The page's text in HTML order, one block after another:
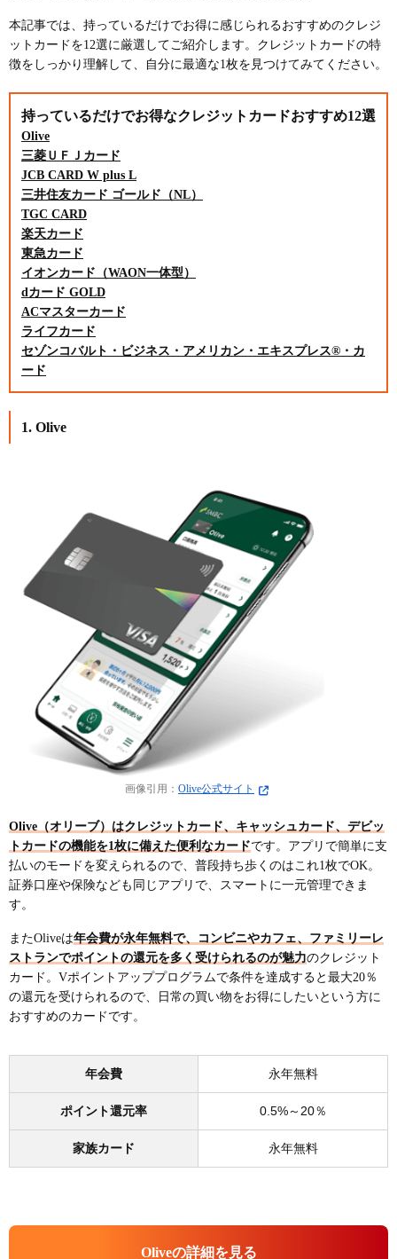
本記事では、持っているだけでお得に感じられるおすすめのクレジ
ットカードを12選に厳選してご紹介します。クレジットカードの特
徴をしっかり理解して、自分に最適な1枚を見つけてみてください。
持っているだけでお得なクレジットカードおすすめ12選
Olive
三菱ＵＦＪカード
JCB CARD W plus L
三井住友カード ゴールド（NL）
TGC CARD
楽天カード
東急カード
イオンカード（WAON一体型）
dカード GOLD
ACマスターカード
ライフカード
セゾンコバルト・ビジネス・アメリカン・エキスプレス®・カ
ード
1. Olive
画像引用： Olive公式サイト
Olive（オリーブ）はクレジットカード、キャッシュカード、デビッ
トカードの機能を1枚に備えた便利なカードです。アプリで簡単に支
払いのモードを変えられるので、普段持ち歩くのはこれ1枚でOK。
証券口座や保険なども同じアプリで、スマートに一元管理できま
す。
またOliveは年会費が永年無料で、コンビニやカフェ、ファミリーレ
ストランでポイントの還元を多く受けられるのが魅力のクレジット
カード。Vポイントアッププログラムで条件を達成すると最大20％
の還元を受けられるので、日常の買い物をお得にしたいという方に
おすすめのカードです。
年会費 永年無料
ポイント還元率 0.5%～20％
家族カード 永年無料
Oliveの詳細を見る